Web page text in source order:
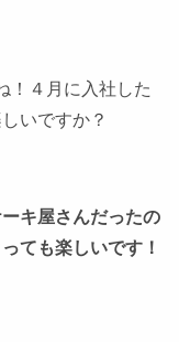
！４月に入社した
いですか？
キ屋さんだったの
ても楽しいです！